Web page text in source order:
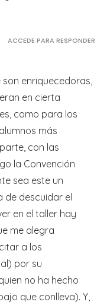
enriquecedoras,
en cierta
como para los
más
con las
la Convención
sea este un
de descuidar el
en el taller hay
me alegra
a los
por su
no ha hecho
que conlleva). Y,
ACCEDE PARA RESPONDER